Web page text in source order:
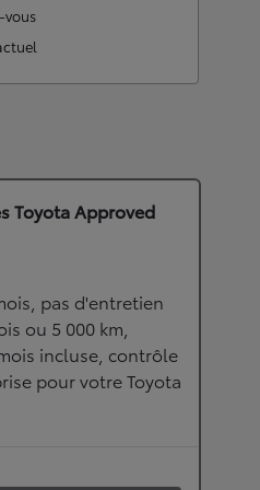
vous
Toyota Approved
pas d'entretien
ou 5 000 km,
incluse, contrôle
pour votre Toyota